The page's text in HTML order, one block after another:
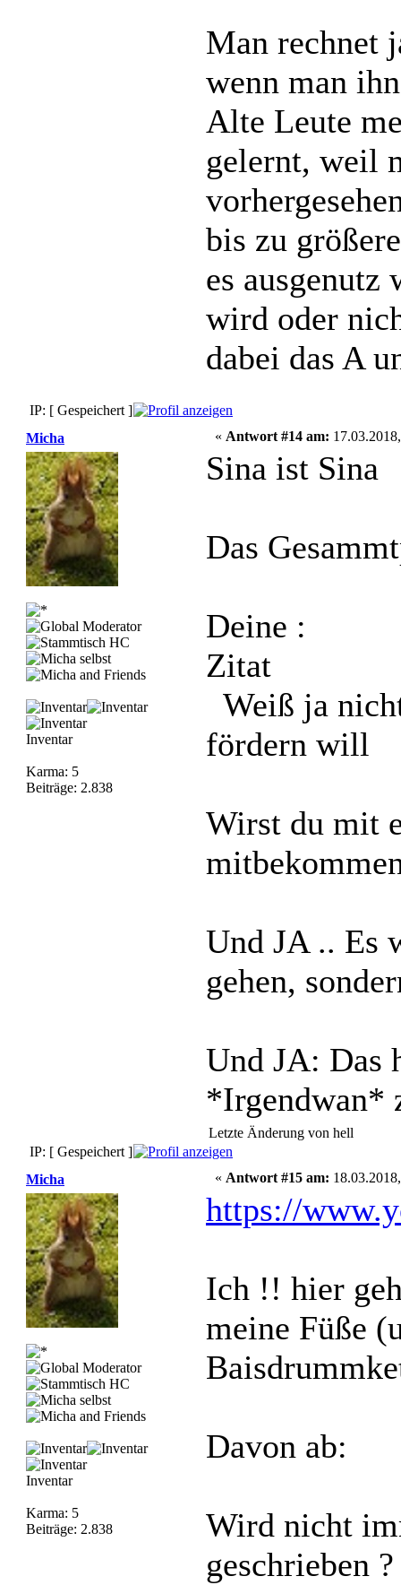
Man rechnet
wenn man
Alte Leute
gelernt, weil
bis zu
es ausgenutz
wird oder
dabei das A
IP: [ Gespeichert ]
Micha
Inventar
Karma: 5
Beiträge: 2.838
« Antwort #14 am:
Sina ist Sina
Das
Deine :
Zitat
Weiß ja
fördern will
Wirst du mit
Und JA .. Es
gehen,
Und JA: Das
*Irgendwan*
Letzte Änderung von hell
IP: [ Gespeichert ]
Micha
Inventar
Karma: 5
Beiträge: 2.838
« Antwort #15 am:
https://
Ich !! hier
meine Füße
Davon ab:
Wird nicht
geschrieben ?